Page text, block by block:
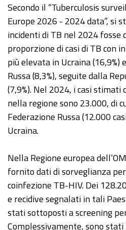
Secondo il “Tuberculosis
Europe 2026 - 2024 data”, si
incidenti di TB nel 2024 fosse
proporzione di casi di TB con
più elevata in Ucraina (16,9%)
Russa (8,3%), seguite dalla
(7,9%). Nel 2024, i casi stimati
nella regione sono 23.000, di
Federazione Russa (12.000
Ucraina.
Nella Regione europea
fornito dati di sorveglianza
coinfezione TB-HIV. Dei
e recidive segnalati in tali
stati sottoposti a screening
Complessivamente, sono